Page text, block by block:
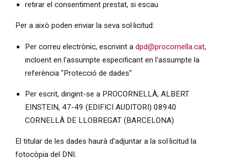
retirar el consentiment prestat, si escau
Per a això poden enviar la seva sol·licitud:
Per correu electrònic, escrivint a dpd@procornella.cat,
incloent en l'assumpte especificant en l'assumpte la
referència "Protecció de dades"
Per escrit, dirigint-se a PROCORNELLÀ, ALBERT
EINSTEIN, 47-49 (EDIFICI AUDITORI) 08940
CORNELLÀ DE LLOBREGAT (BARCELONA)
El titular de les dades haurà d'adjuntar a la sol·licitud la
fotocòpia del DNI.